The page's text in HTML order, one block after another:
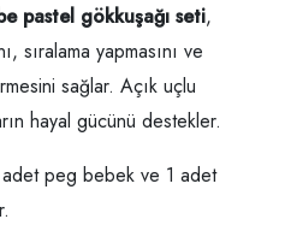
pastel gökkuşağı seti,
sıralama yapmasını ve
sağlar. Açık uçlu
hayal gücünü destekler.
peg bebek ve 1 adet